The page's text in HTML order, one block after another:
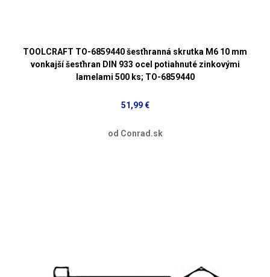
TOOLCRAFT TO-6859440 šesťhranná skrutka M6 10 mm
vonkajší šesťhran DIN 933 ocel potiahnuté zinkovými
lamelami 500 ks; TO-6859440
51,99 €
od Conrad.sk